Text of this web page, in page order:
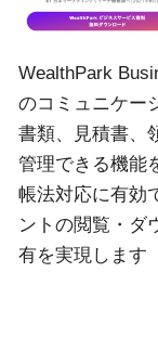
WealthPark
のコミュニケー
書類、見積書、
管理できる機能
帳法対応に有効
ントの閲覧・ダ
有を実現します